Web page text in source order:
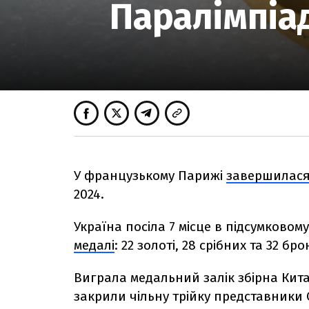
У французькому Парижі
2024.
Україна посіла 7 місце в
медалі: 22 золоті, 28 срібних та 32
Виграла медальний залік збірна
закрили чільну трійку